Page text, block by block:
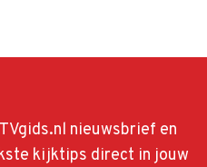
nieuwsbrief en
kijktips direct in jouw